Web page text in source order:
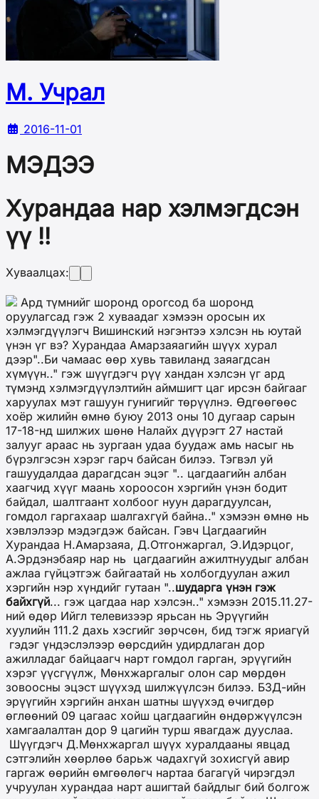
М. Учрал
2016-11-01
МЭДЭЭ
Хурандаа нар хэлмэгдсэн
үү !!
Хуваалцах:
Ард түмнийг шоронд орогсод ба шоронд
оруулагсад гэж 2 хуваадаг хэмээн оросын их
хэлмэгдүүлэгч Вишинский нэгэнтээ хэлсэн нь юутай
үнэн үг вэ? Хурандаа Амарзаяагийн шүүх хурал
дээр"..Би чамаас өөр хувь тавиланд заяагдсан
хүмүүн.." гэж шүүгдэгч рүү хандан хэлсэн үг ард
түмэнд хэлмэгдүүлэлтийн аймшигт цаг ирсэн байгааг
харуулах мэт гашуун гунигийг төрүүлнэ. Өдгөөгөөс
хоёр жилийн өмнө буюу 2013 оны 10 дугаар сарын
17-18-нд шилжих шөнө Налайх дүүрэгт 27 настай
залууг араас нь зургаан удаа буудаж амь насыг нь
бүрэлгэсэн хэрэг гарч байсан билээ. Тэгвэл уй
гашуудалдаа дарагдсан эцэг ".. цагдаагийн албан
хаагчид хүүг маань хороосон хэргийн үнэн бодит
байдал, шалтгаант холбоог нуун дарагдуулсан,
гомдол гаргахаар шалгахгүй байна.." хэмээн өмнө нь
хэвлэлээр мэдэгдэж байсан. Гэвч Цагдаагийн
Хурандаа Н.Амарзаяа, Д.Отгонжаргал, Э.Идэрцог,
А.Эрдэнэбаяр нар нь цагдаагийн ажилтнуудыг албан
ажлаа гүйцэтгэж байгаатай нь холбогдуулан ажил
хэргийн нэр хүндийг гутаан "..шударга үнэн гэж
байхгүй... гэж цагдаа нар хэлсэн.." хэмээн 2015.11.27-
ний өдөр Ийгл телевизээр ярьсан нь Эрүүгийн
хуулийн 111.2 дахь хэсгийг зөрчсөн, бид тэгж яриагүй
гэдэг үндэслэлээр өөрсдийн удирдлаган дор
ажилладаг байцаагч нарт гомдол гарган, эрүүгийн
хэрэг үүсгүүлж, Мөнхжаргалыг олон сар мөрдөн
зовоосны эцэст шүүхэд шилжүүлсэн билээ. БЗД-ийн
эрүүгийн хэргийн анхан шатны шүүхэд өчигдөр
өглөөний 09 цагаас хойш цагдаагийн өндөржүүлсэн
хамгаалалтан дор 9 цагийн турш явагдаж дууслаа.
Шүүгдэгч Д.Мөнхжаргал шүүх хуралдааны явцад
сэтгэлийн хөөрлөө барьж чадахгүй зохисгүй авир
гаргаж өөрийн өмгөөлөгч нартаа багагүй чирэгдэл
учруулан хурандаа нарт ашигтай байдлыг бий болгож